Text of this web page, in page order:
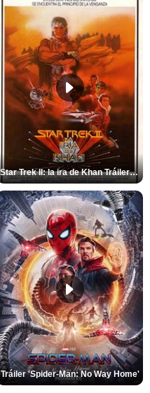
Star Trek II: la ira de Khan Tráiler VO
Tráiler 'Spider-Man: No Way Home'